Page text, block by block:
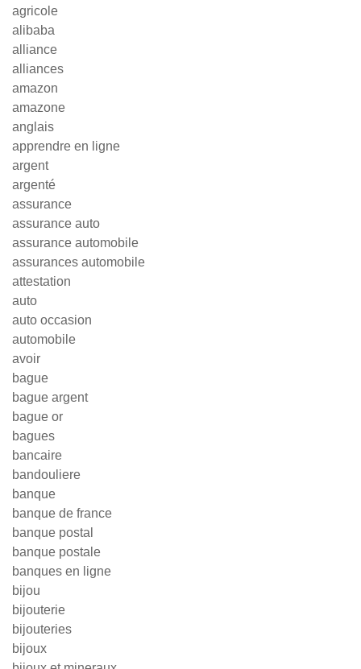
agricole
alibaba
alliance
alliances
amazon
amazone
anglais
apprendre en ligne
argent
argenté
assurance
assurance auto
assurance automobile
assurances automobile
attestation
auto
auto occasion
automobile
avoir
bague
bague argent
bague or
bagues
bancaire
bandouliere
banque
banque de france
banque postal
banque postale
banques en ligne
bijou
bijouterie
bijouteries
bijoux